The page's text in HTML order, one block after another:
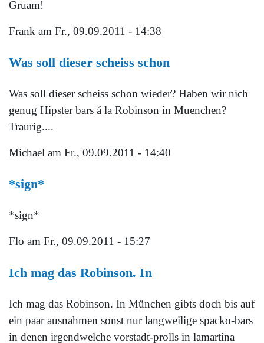
Gruam!
Frank am Fr., 09.09.2011 - 14:38
Was soll dieser scheiss schon
Was soll dieser scheiss schon wieder? Haben wir nich
genug Hipster bars á la Robinson in Muenchen?
Traurig....
Michael am Fr., 09.09.2011 - 14:40
*sign*
*sign*
Flo am Fr., 09.09.2011 - 15:27
Ich mag das Robinson. In
Ich mag das Robinson. In München gibts doch bis auf
ein paar ausnahmen sonst nur langweilige spacko-bars
in denen irgendwelche vorstadt-prolls in lamartina